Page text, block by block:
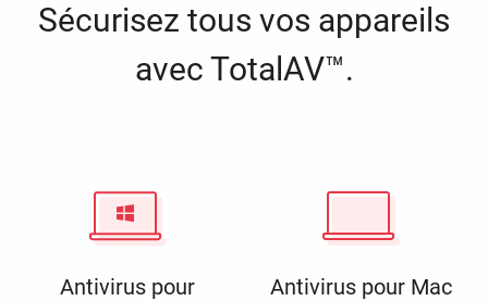
Sécurisez tous vos appareils
avec TotalAV™.
Antivirus pour
Antivirus pour Mac